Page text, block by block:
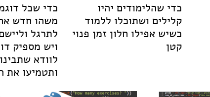
כדי שהלימודים יהיו
קלילים ושתוכלו ללמוד
כשיש אפילו חלון זמן פנוי
קטן
כדי שכל
משהו חדש
לתרגל
ויש מספיק
לוודא
ותטמיעו את